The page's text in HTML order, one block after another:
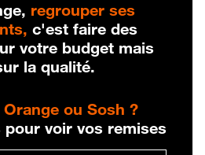
regrouper ses
c'est faire des
votre budget mais
la qualité.
ou Sosh ?
pour voir vos remises